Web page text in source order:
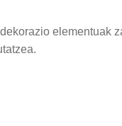
elementuak